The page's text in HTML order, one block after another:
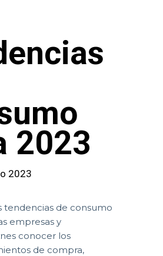
2023
2023
tendencias de consumo
empresas y
conocer los
de compra,